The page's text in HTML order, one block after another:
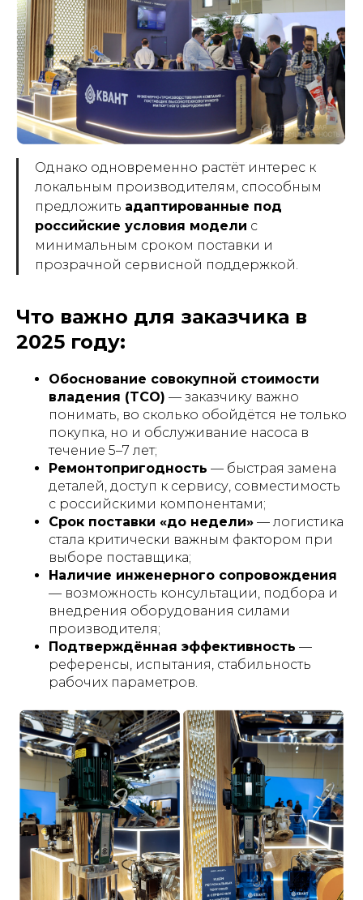
Однако одновременно растёт интерес к
локальным производителям, способным
предложить адаптированные под
российские условия модели с
минимальным сроком поставки и
прозрачной сервисной поддержкой.
Что важно для заказчика в
2025 году:
Обоснование совокупной стоимости
владения (TCO) — заказчику важно
понимать, во сколько обойдётся не только
покупка, но и обслуживание насоса в
течение 5–7 лет;
Ремонтопригодность — быстрая замена
деталей, доступ к сервису, совместимость
с российскими компонентами;
Срок поставки «до недели» — логистика
стала критически важным фактором при
выборе поставщика;
Наличие инженерного сопровождения
— возможность консультации, подбора и
внедрения оборудования силами
производителя;
Подтверждённая эффективность —
референсы, испытания, стабильность
рабочих параметров.